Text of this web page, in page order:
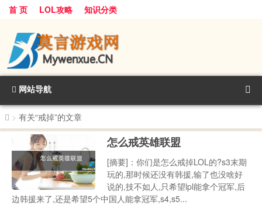
首 页 LOL攻略 知识分类
网站导航
> 有关“戒掉”的文章
怎么戒英雄联盟
[摘要]：你们是怎么戒掉LOL的?s3末期
玩的,那时候还没有韩援,输了也没啥好
说的,技不如人,只希望lpl能拿个冠军,后
边韩援来了,还是希望5个中国人能拿冠军,s4,s5...